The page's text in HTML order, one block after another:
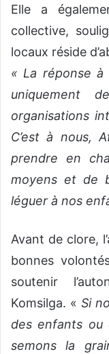
Elle a
collective,
locaux réside
« La réponse à
uniquement
organisations
C’est à nous,
prendre en
moyens et de
léguer à nos
Avant de clore,
bonnes
soutenir
Komsilga. « Si
des enfants ou
semons la